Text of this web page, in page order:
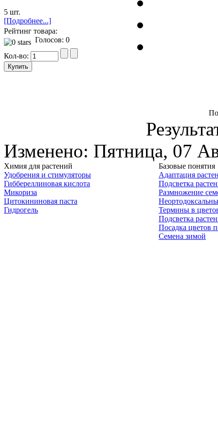
5 шт.
[Подробнее...]
Рейтинг товара:
Голосов: 0
Кол-во:
Изменено: Пятница, 07
Химия для растений
Удобрения и стимуляторы
Гиббереллиновая кислота
Микориза
Цитокининовая паста
Гидрогель
Базовые понятия
Адаптация
Подсветка
Размножение
Термины в
Подсветка
Посадка цветов
Семена зимой